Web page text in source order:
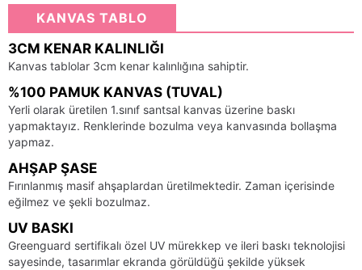
KANVAS TABLO
3CM KENAR KALINLIĞI
Kanvas tablolar 3cm kenar kalınlığına sahiptir.
%100 PAMUK KANVAS (TUVAL)
Yerli olarak üretilen 1.sınıf santsal kanvas üzerine baskı
yapmaktayız. Renklerinde bozulma veya kanvasında bollaşma
yapmaz.
AHŞAP ŞASE
Fırınlanmış masif ahşaplardan üretilmektedir. Zaman içerisinde
eğilmez ve şekli bozulmaz.
UV BASKI
Greenguard sertifikalı özel UV mürekkep ve ileri baskı teknolojisi
sayesinde, tasarımlar ekranda görüldüğü şekilde yüksek